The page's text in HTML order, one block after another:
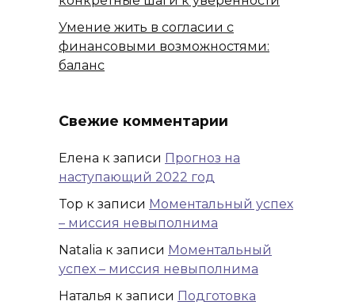
Умение жить в согласии с
финансовыми возможностями:
баланс
Свежие комментарии
Елена к записи Прогноз на
наступающий 2022 год
Top к записи Моментальный успех
– миссия невыполнима
Natalia к записи Моментальный
успех – миссия невыполнима
Наталья к записи Подготовка